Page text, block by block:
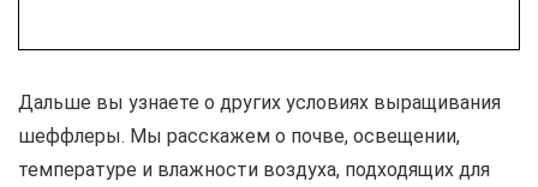
Дальше вы узнаете о других условиях выращивания
шеффлеры. Мы расскажем о почве, освещении,
температуре и влажности воздуха, подходящих для